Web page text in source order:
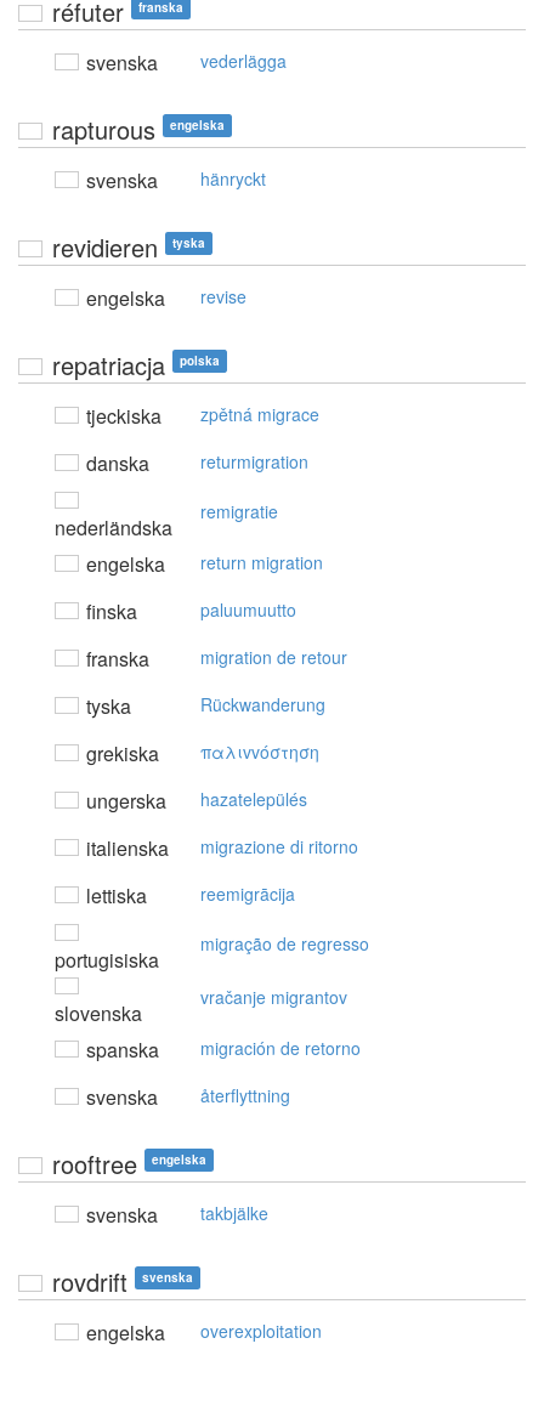
réfuter franska
svenska vederlägga
rapturous engelska
svenska hänryckt
revidieren tyska
engelska revise
repatriacja polska
tjeckiska zpětná migrace
danska returmigration
nederländska
remigratie
engelska return migration
finska paluumuutto
franska migration de retour
tyska Rückwanderung
grekiska παλιvvόστηση
ungerska hazatelepülés
italienska migrazione di ritorno
lettiska reemigrācija
portugisiska
migração de regresso
slovenska
vračanje migrantov
spanska migración de retorno
svenska återflyttning
rooftree engelska
svenska takbjälke
rovdrift svenska
engelska overexploitation